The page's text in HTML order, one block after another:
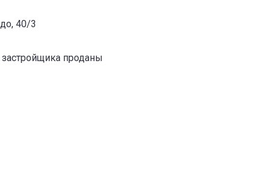
40/3
проданы